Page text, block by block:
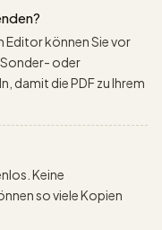
Editor können Sie vor
oder
damit die PDF zu Ihrem
Keine
so viele Kopien